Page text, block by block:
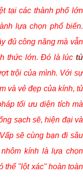
tại các thành phố lớn
lựa chọn phổ biến.
đủ công năng mà vẫn
thức lớn. Đó là lúc tủ
trội của mình. Với sự
và vẻ đẹp của kính, tủ
tối ưu diện tích mà
sạch sẽ, hiện đại và
sẽ cùng bạn đi sâu
kính là lựa chọn
thể "lột xác" hoàn toàn